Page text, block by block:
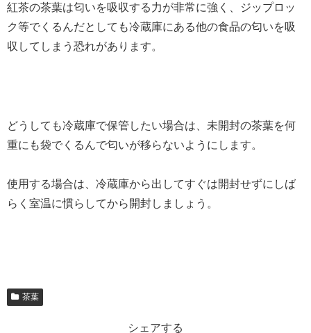
紅茶の茶葉は匂いを吸収する力が非常に強く、ジップロッ
ク等でくるんだとしても冷蔵庫にある他の食品の匂いを吸
収してしまう恐れがあります。
どうしても冷蔵庫で保管したい場合は、未開封の茶葉を何
重にも袋でくるんで匂いが移らないようにします。
使用する場合は、冷蔵庫から出してすぐは開封せずにしば
らく室温に慣らしてから開封しましょう。
茶葉
シェアする